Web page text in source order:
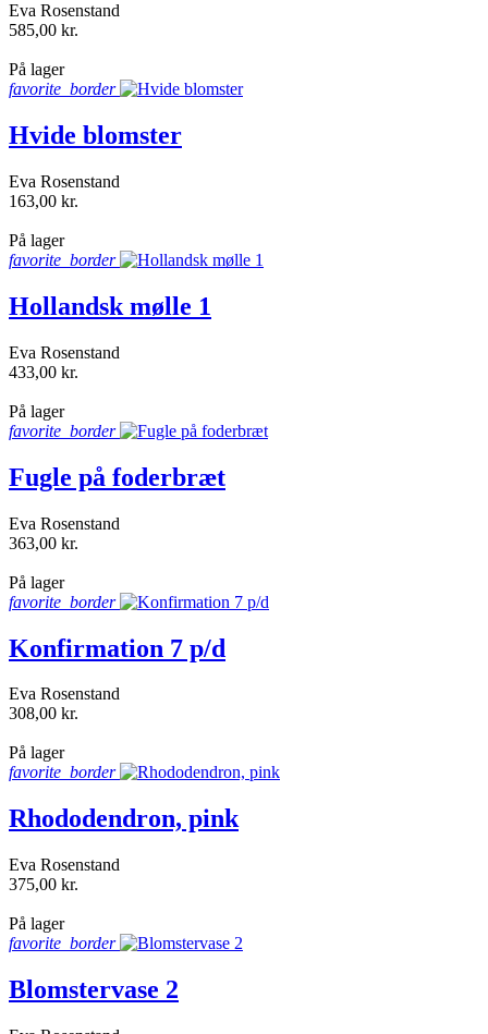
Eva Rosenstand
585,00 kr.
På lager
favorite_border
Hvide blomster
Eva Rosenstand
163,00 kr.
På lager
favorite_border
Hollandsk mølle 1
Eva Rosenstand
433,00 kr.
På lager
favorite_border
Fugle på foderbræt
Eva Rosenstand
363,00 kr.
På lager
favorite_border
Konfirmation 7 p/d
Eva Rosenstand
308,00 kr.
På lager
favorite_border
Rhododendron, pink
Eva Rosenstand
375,00 kr.
På lager
favorite_border
Blomstervase 2